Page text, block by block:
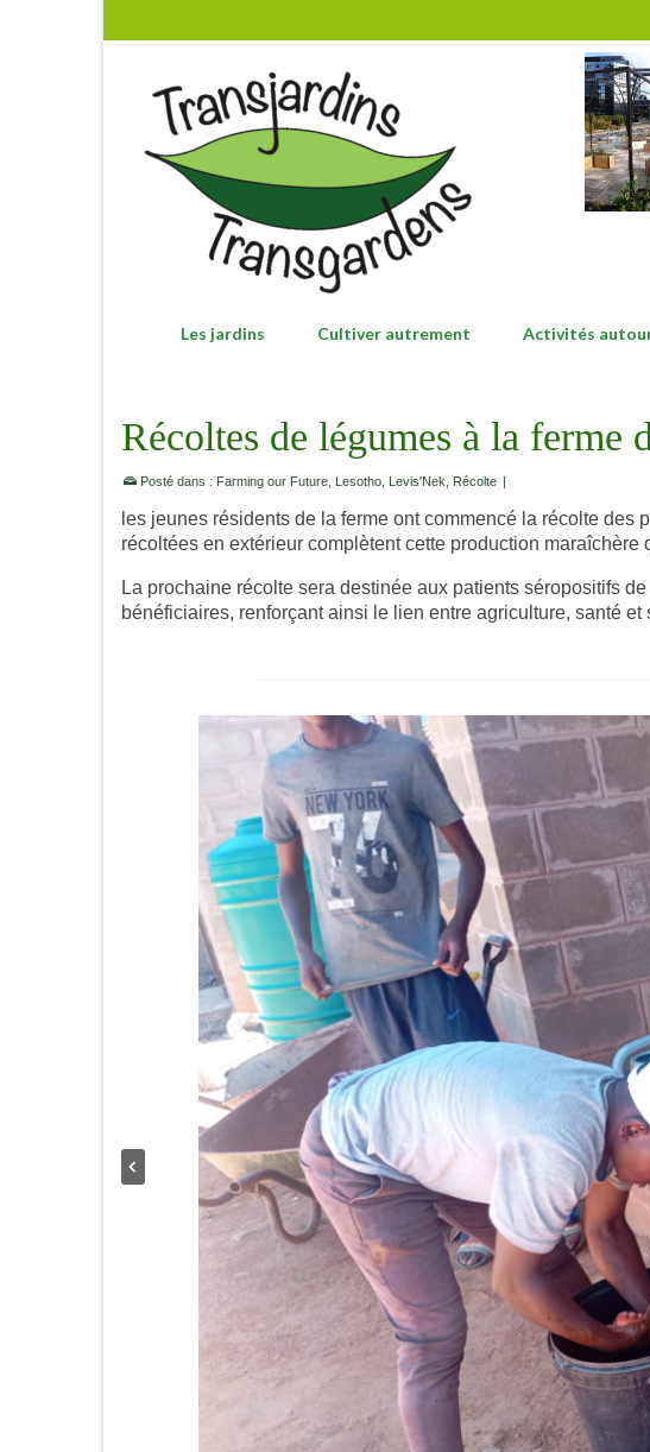
Les jardins Cultiver autrement Activités
Récoltes de légumes à la ferme
Posté dans : Farming our Future Lesotho Levis'Nek Récolte |
les jeunes résidents de la ferme ont commencé la récolte
récoltées en extérieur complètent cette production maraîchère
La prochaine récolte sera destinée aux patients séropositifs
bénéficiaires, renforçant ainsi le lien entre agriculture, santé et